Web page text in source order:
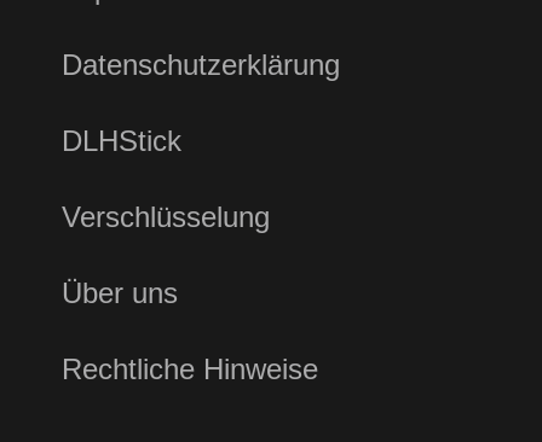
Datenschutzerklärung
DLHStick
Verschlüsselung
Über uns
Rechtliche Hinweise